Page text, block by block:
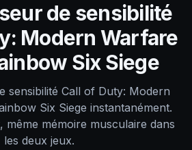
de sensibilité
Modern Warfare
Six Siege
sensibilité Call of Duty: Modern
Six Siege instantanément.
même mémoire musculaire dans
les deux jeux.